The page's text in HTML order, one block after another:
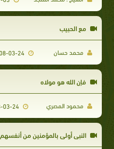
مع الحبيب
محمد حسان
فإن الله هو مولاه
محمود المصري
النبي أولى بالمؤمنين من أنفسهم